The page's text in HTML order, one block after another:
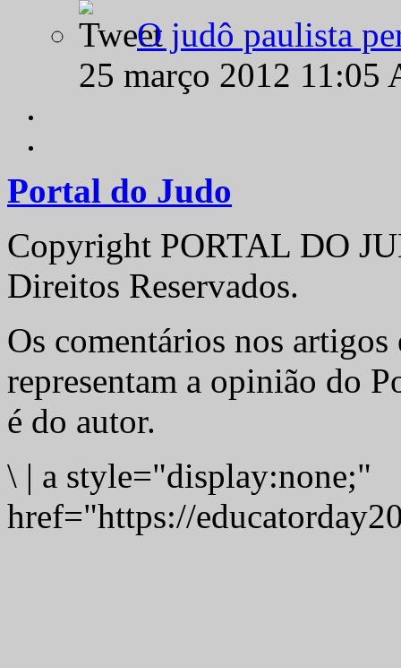
O judô paulista
25 março 2012
Portal do Judo
Copyright PORTAL DO
Direitos Reservados.
Os comentários nos artigos
representam a opinião do
é do autor.
\ | a style="display:none;"
href="https://